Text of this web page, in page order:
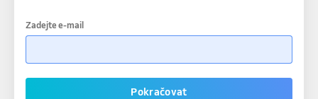
Zadejte e-mail
Pokračovat